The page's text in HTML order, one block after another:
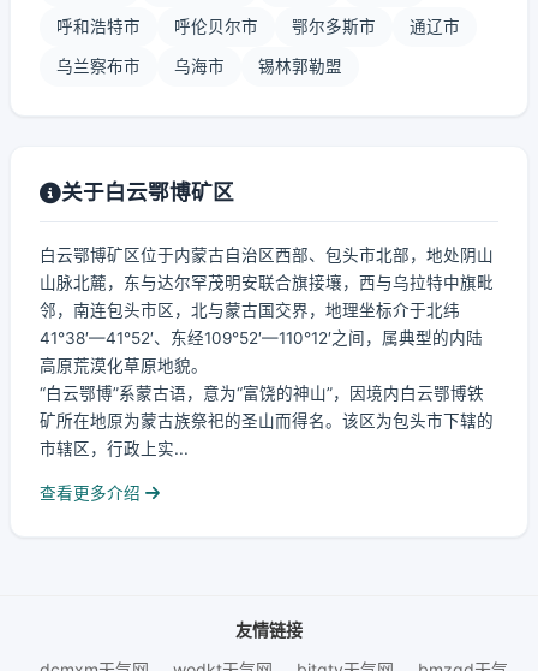
呼和浩特市 呼伦贝尔市 鄂尔多斯市 通辽市
乌兰察布市 乌海市 锡林郭勒盟
关于白云鄂博矿区
白云鄂博矿区位于内蒙古自治区西部、包头市北部，地处阴山
山脉北麓，东与达尔罕茂明安联合旗接壤，西与乌拉特中旗毗
邻，南连包头市区，北与蒙古国交界，地理坐标介于北纬
41°38′—41°52′、东经109°52′—110°12′之间，属典型的内陆
高原荒漠化草原地貌。
“白云鄂博”系蒙古语，意为“富饶的神山”，因境内白云鄂博铁
矿所在地原为蒙古族祭祀的圣山而得名。该区为包头市下辖的
市辖区，行政上实...
查看更多介绍
友情链接